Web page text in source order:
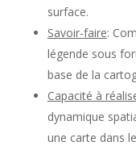
surface.
Savoir-faire:
légende sous
base de la
Capacité à
dynamique
une carte dans